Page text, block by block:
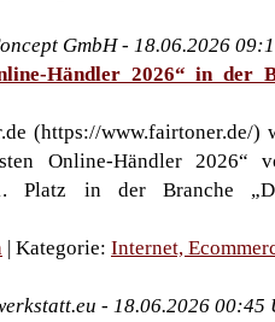
GmbH - 18.06.2026
Händler 2026“ in der
(https://www.fairtoner.de/)
Online-Händler 2026“
Platz in der Branche
| Kategorie: Internet,
- 18.06.2026 00:45